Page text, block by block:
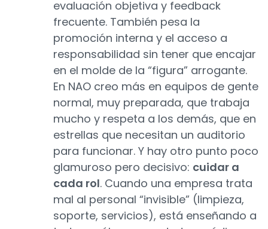
evaluación objetiva y feedback
frecuente. También pesa la
promoción interna y el acceso a
responsabilidad sin tener que encajar
en el molde de la “figura” arrogante.
En NAO creo más en equipos de gente
normal, muy preparada, que trabaja
mucho y respeta a los demás, que en
estrellas que necesitan un auditorio
para funcionar. Y hay otro punto poco
glamuroso pero decisivo: cuidar a
cada rol. Cuando una empresa trata
mal al personal “invisible” (limpieza,
soporte, servicios), está enseñando a